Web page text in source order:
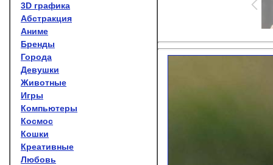
3D графика
Абстракция
Аниме
Бренды
Города
Девушки
Животные
Игры
Компьютеры
Космос
Кошки
Креативные
Любовь